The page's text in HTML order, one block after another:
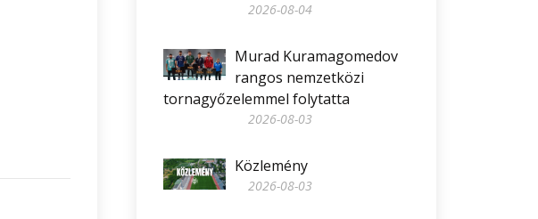
2026-08-04
Murad Kuramagomedov
rangos nemzetközi
tornagyőzelemmel folytatta
2026-08-03
Közlemény
2026-08-03